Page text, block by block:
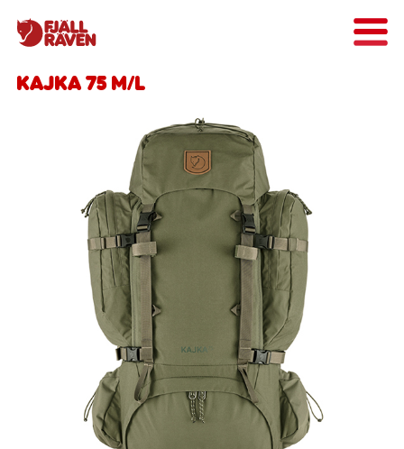
Kajka 75 M/L